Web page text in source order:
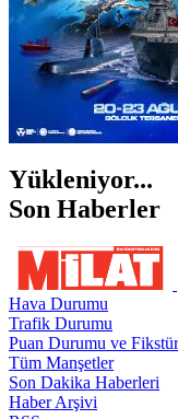
Yükleniyor...
Son Haberler
Hava Durumu
Trafik Durumu
Puan Durumu ve Fikstür
Tüm Manşetler
Son Dakika Haberleri
Haber Arşivi